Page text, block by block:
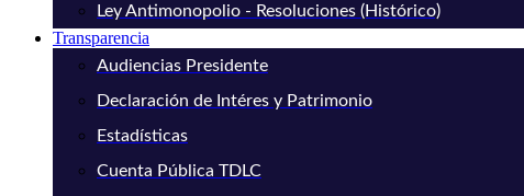
Ley Antimonopolio - Resoluciones (Histórico)
Transparencia
Audiencias Presidente
Declaración de Intéres y Patrimonio
Estadísticas
Cuenta Pública TDLC